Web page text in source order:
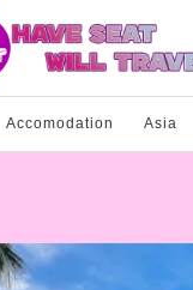
Accomodation Asia